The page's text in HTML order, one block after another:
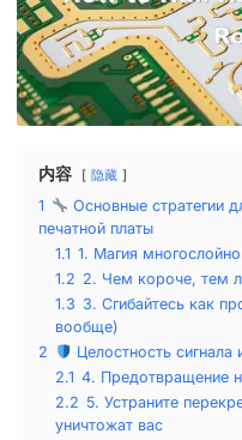
内容 隐藏
1
Основные стратегии
печатной платы
1.1 1. Магия
1.2 2. Чем короче, тем
1.3 3. Сгибайтесь как
вообще)
2
Целостность
2.1 4. Предотвращение
2.2 5. Устраните
уничтожат вас